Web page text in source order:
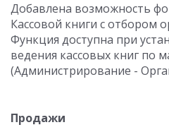
Добавлена возможность
Кассовой книги с отбором
Функция доступна при
ведения кассовых книг по
(Администрирование -
Продажи